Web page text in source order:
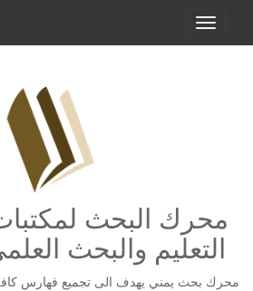
محرك البحث
التعليم والبحث
محرك بحث يمني يهدف الى تجميع فهارس